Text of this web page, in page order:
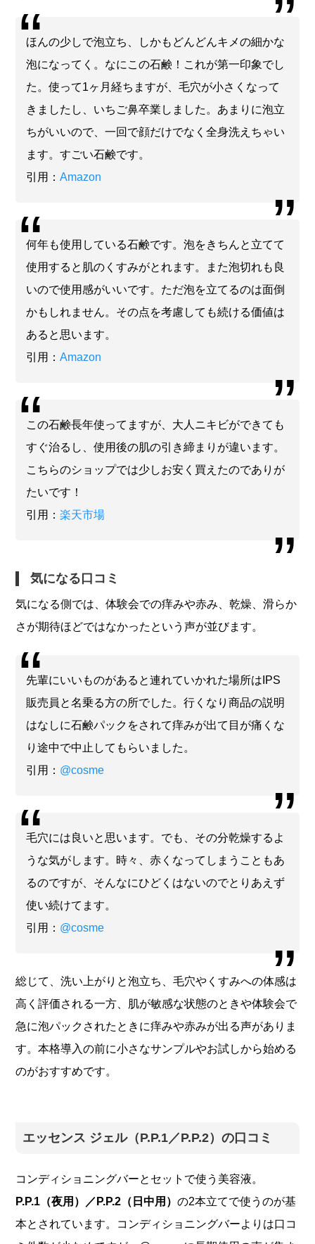
ほんの少しで泡立ち、しかもどんどんキメの細かな
泡になってく。なにこの石鹸！これが第一印象でし
た。使って1ヶ月経ちますが、毛穴が小さくなって
きましたし、いちご鼻卒業しました。あまりに泡立
ちがいいので、一回で顔だけでなく全身洗えちゃい
ます。すごい石鹸です。
引用：Amazon
何年も使用している石鹸です。泡をきちんと立てて
使用すると肌のくすみがとれます。また泡切れも良
いので使用感がいいです。ただ泡を立てるのは面倒
かもしれません。その点を考慮しても続ける価値は
あると思います。
引用：Amazon
この石鹸長年使ってますが、大人ニキビができても
すぐ治るし、使用後の肌の引き締まりが違います。
こちらのショップでは少しお安く買えたのでありが
たいです！
引用：楽天市場
気になる口コミ
気になる側では、体験会での痒みや赤み、乾燥、滑らか
さが期待ほどではなかったという声が並びます。
先輩にいいものがあると連れていかれた場所はIPS
販売員と名乗る方の所でした。行くなり商品の説明
はなしに石鹸パックをされて痒みが出て目が痛くな
り途中で中止してもらいました。
引用： @cosme
毛穴には良いと思います。でも、その分乾燥するよ
うな気がします。時々、赤くなってしまうこともあ
るのですが、そんなにひどくはないのでとりあえず
使い続けてます。
引用： @cosme
総じて、洗い上がりと泡立ち、毛穴やくすみへの体感は
高く評価される一方、肌が敏感な状態のときや体験会で
急に泡パックされたときに痒みや赤みが出る声がありま
す。本格導入の前に小さなサンプルやお試しから始める
のがおすすめです。
エッセンス ジェル（P.P.1／P.P.2）の口コミ
コンディショニングバーとセットで使う美容液。
P.P.1（夜用）／P.P.2（日中用）の2本立てで使うのが基
本とされています。コンディショニングバーよりは口コ